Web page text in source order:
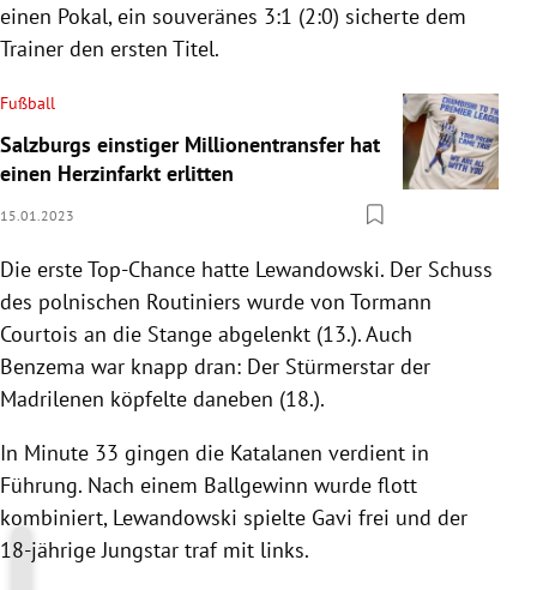
einen Pokal, ein souveränes 3:1 (2:0) sicherte dem
Trainer den ersten Titel.
Fußball
Salzburgs einstiger Millionentransfer hat
einen Herzinfarkt erlitten
15.01.2023
Die erste Top-Chance hatte Lewandowski. Der Schuss
des polnischen Routiniers wurde von Tormann
Courtois an die Stange abgelenkt (13.). Auch
Benzema war knapp dran: Der Stürmerstar der
Madrilenen köpfelte daneben (18.).
In Minute 33 gingen die Katalanen verdient in
Führung. Nach einem Ballgewinn wurde flott
kombiniert, Lewandowski spielte Gavi frei und der
18-jährige Jungstar traf mit links.